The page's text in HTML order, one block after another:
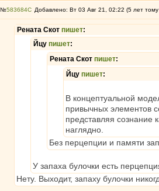
№583684 Добавлено: Вт 03 Авг 21, 02:22 (5 лет
Рената Скот пишет:
Йцу пишет:
Рената Скот пишет:
Йцу пишет:
В концептуальной
привычных элементов
представляя сознание
наглядно.
Без перцепции и памяти
У запаха булочки есть
Нету. Выходит, запаху булочки